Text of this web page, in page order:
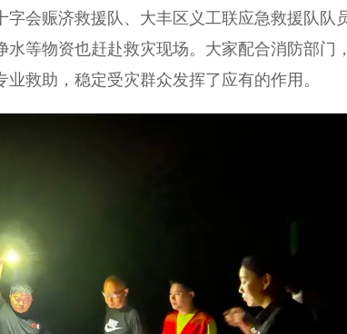
会赈济救援队、大丰区义工联应急救援队队
等物资也赶赴救灾现场。大家配合消防部门
救助，稳定受灾群众发挥了应有的作用。